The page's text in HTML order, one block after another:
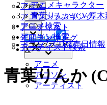
アニメ
アニソンランキング
アーティスト
年間ランキング
検索
アニメ検索
アニソン検索
アーティスト検索
CD
アニソンCD発売日情報
ブックマーク
アニメ
アニソン
アーティスト
アニメキャラクター
青葉りんか (CV.厚木
Facebook
X
青葉りんか